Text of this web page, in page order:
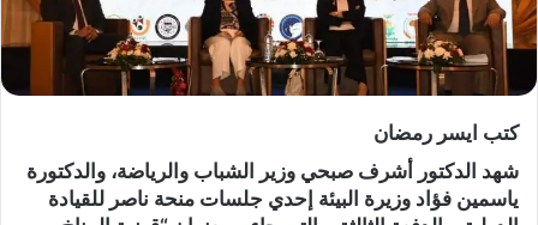
كتب ايسر رمضان
شهد الدكتور أشرف صبحي وزير الشباب والرياضة، والدكتورة
ياسمين فؤاد وزيرة البيئة إحدي جلسات منحة ناصر للقيادة